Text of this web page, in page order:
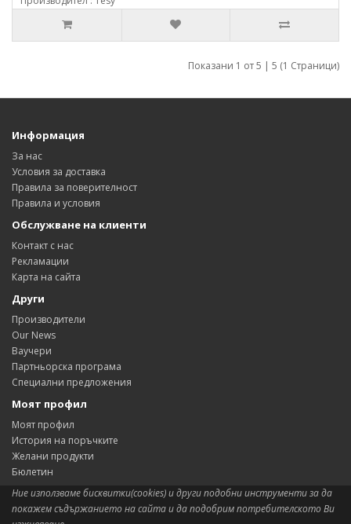
Показани 1 от 5 | 5 (1 Страници)
Информация
За нас
Условия за доставка
Правила за поверителност
Правила и условия
Обслужване на клиенти
Контакт с нас
Рекламации
Карта на сайта
Други
Производители
Our News
Ваучери
Партньорска програма
Специални предложения
Моят профил
Моят профил
История на поръчките
Желани продукти
Бюлетин
Ние използваме бисквитки(cookies) и други подобни инструменти за да
покажем съдържанието на сайта и да подобрим потребителското Ви